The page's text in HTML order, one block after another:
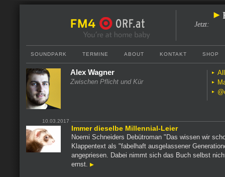
Jetzt:
SOUNDPARK TERMINE ABOUT KONTAKT SHOP
Alex Wagner
Zwischen Pflicht und Kür
10.03.2017
Immer dieselbe Millennial-Leier
Noemi Schneiders Debütroman "Das wissen wir
Klappentext als "fabelhaft ausgelassener
angepriesen. Dabei nimmt sich das Buch selbst
ernst.